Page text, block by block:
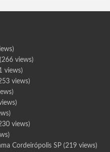
(266 views)
views)
views)
views)
Cordeirópolis SP(219 views)